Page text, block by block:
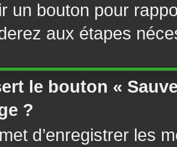
un bouton pour
aux étapes
le bouton «
?
d’enregistrer les